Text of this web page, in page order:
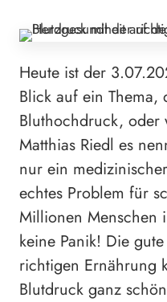
Heute ist der
Blick auf ein Thema,
Bluthochdruck, oder
Matthias Riedl es
nur ein
echtes Problem für
Millionen Menschen
keine Panik! Die
richtigen Ernährung
Blutdruck ganz